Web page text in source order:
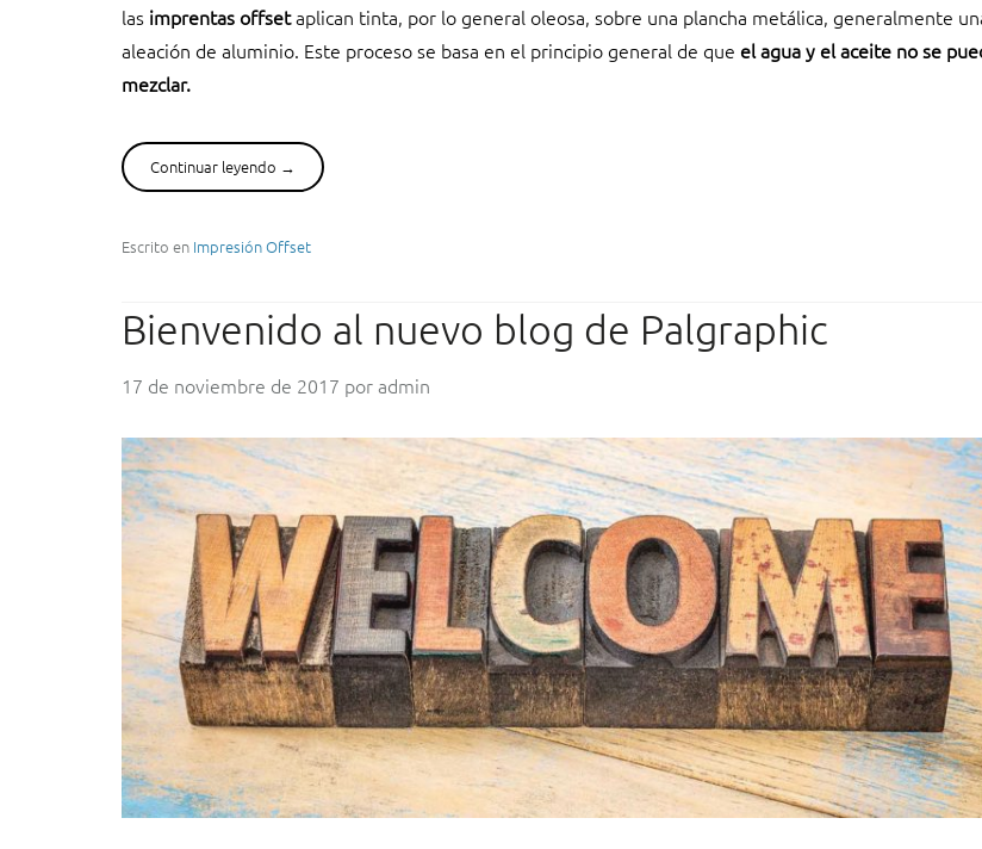
las imprentas offsetaplican tinta, por lo general oleosa, sobre una plancha metálica, generalmente
aleación de aluminio. Este proceso se basa en el principio general de que el agua y el aceite no se
mezclar.
Continuar leyendo “
E
q
c
o
s
l
a
i
m
p
r
e
s
i
n
o
→
Escrito en Impresión Offset
Bienvenido al nuevo blog de Palgraphic
17 de noviembre de 2017 poradmin